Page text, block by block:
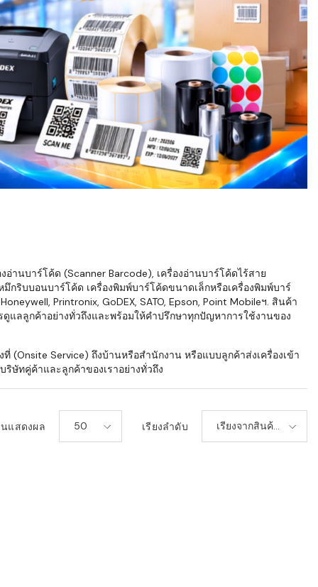
านบาร์โค้ด (Scanner Barcode), เครื่องอ่านบาร์โค้ดไร้สาย
กริบบอนบาร์โค้ด เครื่องพิมพ์บาร์โค้ดขนาดเล็กหรือเครื่องพิมพ์บาร์
Printronix, GoDEX, SATO, Epson, Point Mobileฯ. สินค้า
แลลูกค้าอย่างทั่วถึงและพร้อมให้คำปรึกษาทุกปัญหาการใช้งานของ
(Onsite Service) ถึงบ้านหรือสำนักงาน หรือแบบลูกค้าส่งเครื่องเข้า
ษัทคู่ค้าและลูกค้าของเราอย่างทั่วถึง
แสดงผล 50 เรียงลำดับ
เรียงจากสินค้า
ใหม่-เก่า